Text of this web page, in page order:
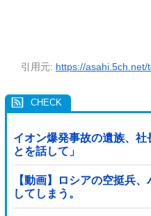
引用元: https://
イオン爆発事故の遺族、社
とを話して」
【動画】ロシアの空挺兵
してしまう。